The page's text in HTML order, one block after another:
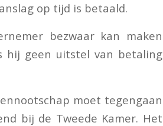
op tijd is betaald.
bezwaar kan maken
hij geen uitstel van betaling
moet tegengaan
bij de Tweede Kamer. Het